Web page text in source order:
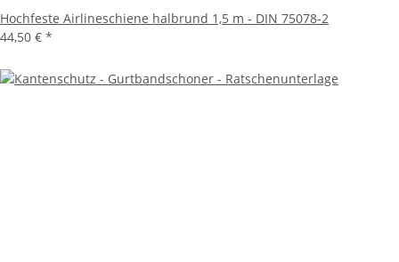
Hochfeste Airlineschiene halbrund 1,5 m - DIN 75078-2
44,50 € *